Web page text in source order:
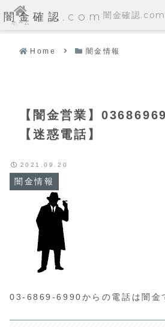
闇金確認.com
Home 闇金情報
【闇金営業】
【迷惑電話】
闇金情報
2021.09.20
03-6869-6990からの電話は闇金
ホーム
闇金確認.com